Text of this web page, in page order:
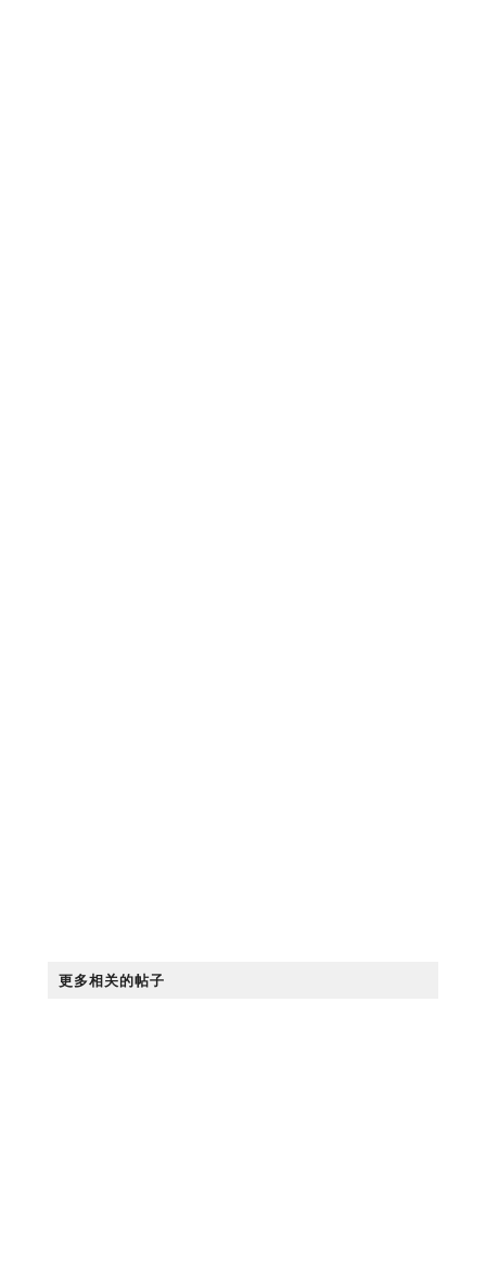
更多相关的帖子